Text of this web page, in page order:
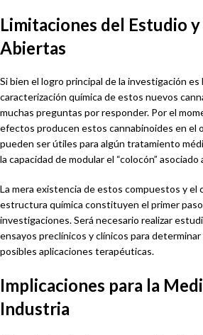
Limitaciones del Estudio
Abiertas
Si bien el logro principal de la investigación
caracterización química de estos nuevos
muchas preguntas por responder. Por el
efectos producen estos cannabinoides en el
pueden ser útiles para algún tratamiento
la capacidad de modular el “colocón”
La mera existencia de estos compuestos y el
estructura química constituyen el primer
investigaciones. Será necesario realizar
ensayos preclínicos y clínicos para
posibles aplicaciones terapéuticas.
Implicaciones para la
Industria